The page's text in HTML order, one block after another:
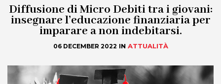
INFORMAZIONI PRE-CONTRATTUALI
INFORMAZIONI PER IL RECUPERO DEL
INFORMAZIONI IMMOBILIARI
Diffusione di Micro Debiti tra i giovani:
insegnare l’educazione finanziaria per
imparare a non indebitarsi.
06 DECEMBER 2022 IN ATTUALITÀ